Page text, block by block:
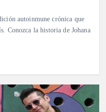
autoinmune crónica que
Conozca la historia de Johana